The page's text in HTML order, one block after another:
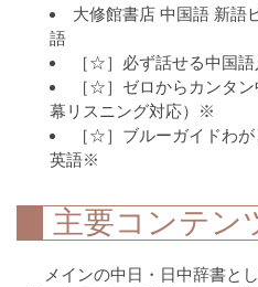
大修館書店 中国語 新
語
［☆］必ず話せる中国語
［☆］ゼロからカンタ
幕リスニング対応）※
［☆］ブルーガイドわ
英語※
主要コンテン
メインの中日・日中辞書と